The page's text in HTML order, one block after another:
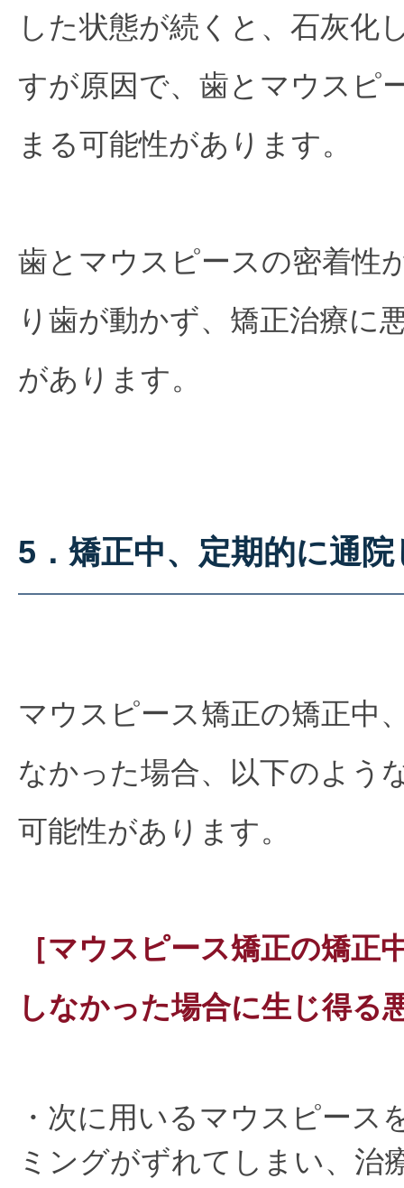
した状態が続くと、石灰化
すが原因で、歯とマウスピ
まる可能性があります。
歯とマウスピースの密着性
り歯が動かず、矯正治療に
があります。
5．矯正中、定期的に通
マウスピース矯正の矯正中
なかった場合、以下のよう
可能性があります。
［マウスピース矯正の矯正
しなかった場合に生じ得る
・次に用いるマウスピース
ミングがずれてしまい、治